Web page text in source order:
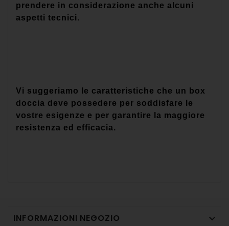
prendere in considerazione anche alcuni
aspetti tecnici.
Vi suggeriamo le caratteristiche che un box
doccia deve possedere per soddisfare le
vostre esigenze e per garantire la maggiore
resistenza ed efficacia.
INFORMAZIONI NEGOZIO 